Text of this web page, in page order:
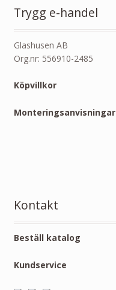
Trygg e-handel
Glashusen AB
Org.nr: 556910-2485
Köpvillkor
Monteringsanvisningar
Kontakt
Beställ katalog
Kundservice